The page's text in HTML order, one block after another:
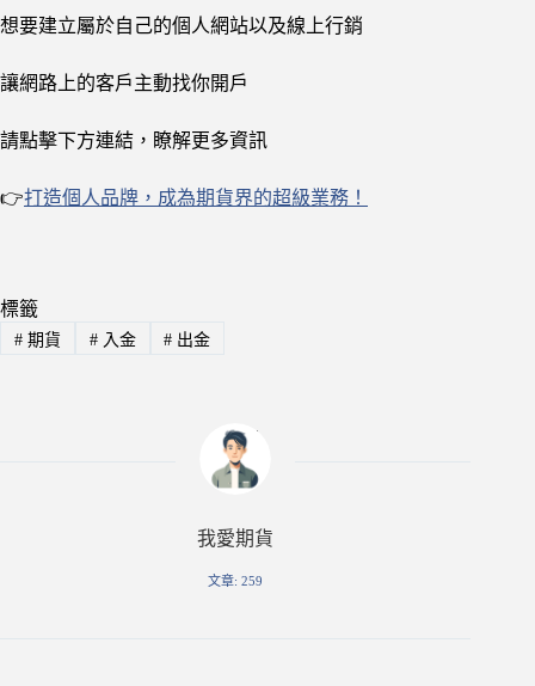
想要建立屬於自己的個人網站以及線上行銷
讓網路上的客戶主動找你開戶
請點擊下方連結，瞭解更多資訊
👉打造個人品牌，成為期貨界的超級業務！
標籤
#期貨 #入金 # 出金
我愛期貨
文章: 259